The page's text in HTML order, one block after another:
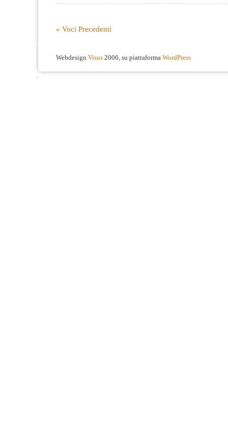
« Voci Precedenti
Webdesign Visus 2006, su piattaforma WordPress